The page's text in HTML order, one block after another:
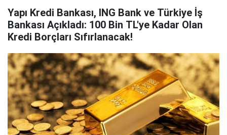
Yapı Kredi Bankası, ING Bank ve Türkiye İş
Bankası Açıkladı: 100 Bin TL'ye Kadar Olan
Kredi Borçları Sıfırlanacak!